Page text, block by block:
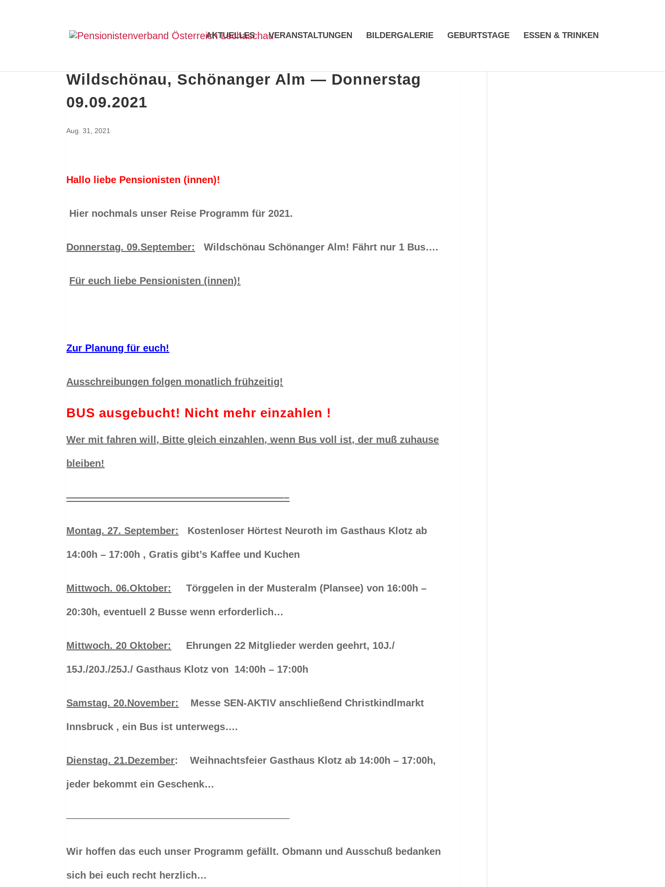
AKTUELLES VERANSTALTUNGEN BILDERGALERIE GEBURTSTAGE ESSEN & TRINKEN
Wildschönau, Schönanger Alm — Donnerstag
09.09.2021
Aug. 31, 2021
Hallo liebe Pensionisten (innen)!
Hier nochmals unser Reise Programm für 2021.
Donnerstag. 09.September: Wildschönau Schönanger Alm! Fährt nur 1 Bus….
Für euch liebe Pensionisten (innen)!
Zur Planung für euch!
Ausschreibungen folgen monatlich frühzeitig!
BUS ausgebucht! Nicht mehr einzahlen !
Wer mit fahren will, Bitte gleich einzahlen, wenn Bus voll ist, der muß zuhause
bleiben!
——————————————————————–
Montag. 27. September: Kostenloser Hörtest Neuroth im Gasthaus Klotz ab
14:00h – 17:00h , Gratis gibt’s Kaffee und Kuchen
Mittwoch. 06.Oktober: Törggelen in der Musteralm (Plansee) von 16:00h –
20:30h, eventuell 2 Busse wenn erforderlich…
Mittwoch. 20 Oktober: Ehrungen 22 Mitglieder werden geehrt, 10J./
15J./20J./25J./ Gasthaus Klotz von 14:00h – 17:00h
Samstag. 20.November: Messe SEN-AKTIV anschließend Christkindlmarkt
Innsbruck , ein Bus ist unterwegs….
Dienstag. 21.Dezember: Weihnachtsfeier Gasthaus Klotz ab 14:00h – 17:00h,
jeder bekommt ein Geschenk…
——————————————————————–
Wir hoffen das euch unser Programm gefällt. Obmann und Ausschuß bedanken
sich bei euch recht herzlich…